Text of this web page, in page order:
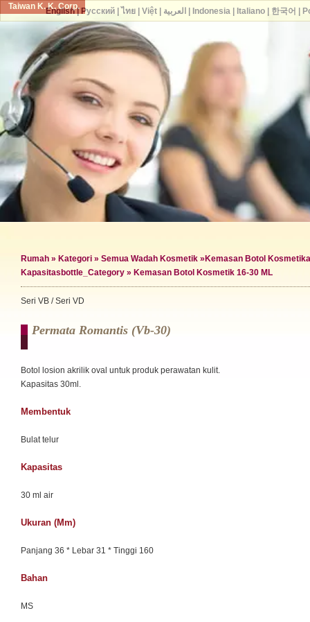
Taiwan K. K. Corp.
Rumah » Kategori » Semua Wadah Kosmetik » Kemasan Botol Kosmetik
Kapasitas bottle_Category » Kemasan Botol Kosmetik 16-30 ML
Seri VB / Seri VD
Permata Romantis (vb-30)
Botol losion akrilik oval untuk produk perawatan kulit.
Kapasitas 30ml.
Membentuk
Bulat telur
Kapasitas
30 ml air
Ukuran (mm)
Panjang 36 * Lebar 31 * Tinggi 160
Bahan
MS
English| Русский| ไทย| Việt| العربية Indonesia| Italiano| 한국어